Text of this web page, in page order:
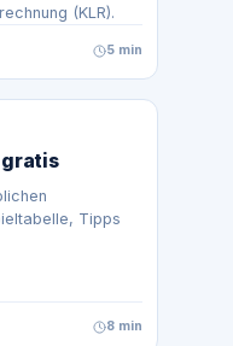
(KLR).
5 min
gratis
Tipps
8 min